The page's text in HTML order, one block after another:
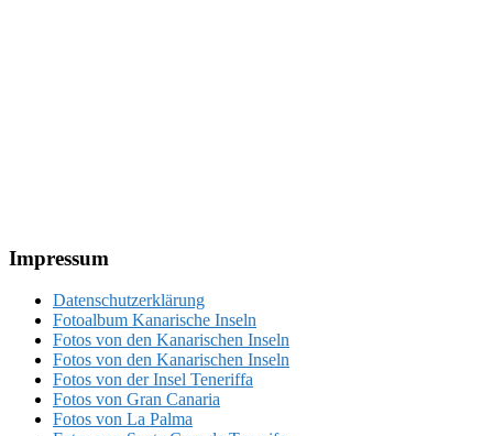
Footer
Impressum
Datenschutzerklärung
Fotoalbum Kanarische Inseln
Fotos von den Kanarischen Inseln
Fotos von den Kanarischen Inseln
Fotos von der Insel Teneriffa
Fotos von Gran Canaria
Fotos von La Palma